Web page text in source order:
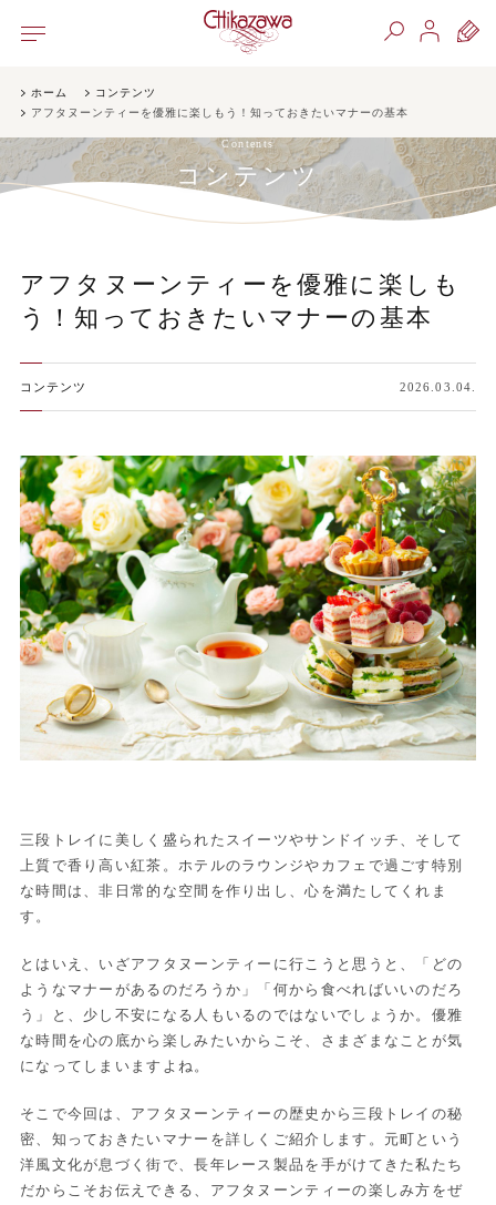
ホーム
コンテンツ
アフタヌーンティーを優雅に楽しもう！知っておきたいマナーの基本
Contents
コンテンツ
アフタヌーンティーを優雅に楽しも
う！知っておきたいマナーの基本
コンテンツ 2026.03.04.
三段トレイに美しく盛られたスイーツやサンドイッチ、そして
上質で香り高い紅茶。ホテルのラウンジやカフェで過ごす特別
な時間は、非日常的な空間を作り出し、心を満たしてくれま
す。
とはいえ、いざアフタヌーンティーに行こうと思うと、「どの
ようなマナーがあるのだろうか」「何から食べればいいのだろ
う」と、少し不安になる人もいるのではないでしょうか。優雅
な時間を心の底から楽しみたいからこそ、さまざまなことが気
になってしまいますよね。
そこで今回は、アフタヌーンティーの歴史から三段トレイの秘
密、知っておきたいマナーを詳しくご紹介します。元町という
洋風文化が息づく街で、長年レース製品を手がけてきた私たち
だからこそお伝えできる、アフタヌーンティーの楽しみ方をぜ